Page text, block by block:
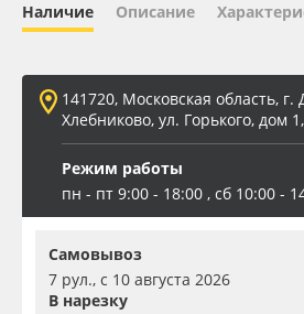
Вспененный ПВХ
Баннер
Заготовки для сувениров
Наличие Описание
141720, Московская область,
Хлебниково, ул. Горького, дом
Режим работы
пн - пт 9:00 - 18:00 , сб 10:00 -
Самовывоз
7 рул., с 10 августа 2026
В нарезку